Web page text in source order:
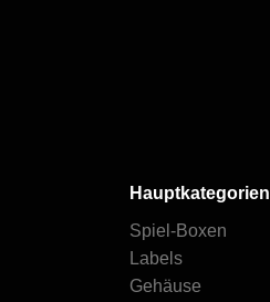
Hauptkategorien
Spiel-Boxen
Labels
Gehäuse